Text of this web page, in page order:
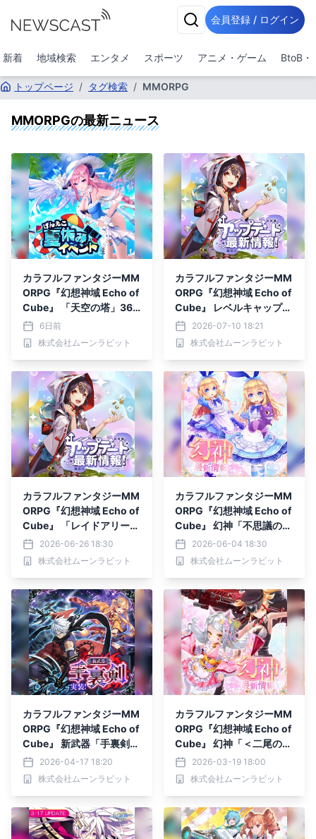
会員登録 / ログイン
新着 地域検索 エンタメ スポーツ アニメ・ゲーム BtoB・
トップページ / タグ検索 / MMORPG
MMORPGの最新ニュース
カラフルファンタジーMM
ORPG『幻想神域 Echo of
Cube』 「天空の塔」36
～40層 実装！ さまざまな
報酬を獲得できる「げんえ
こ夏休みイベント」を開
6日前
株式会社ムーンラビット
カラフルファンタジーMM
ORPG『幻想神域 Echo of
Cube』 レベルキャップ解
放！ 新マップ「アイゼン
ベルク」「デゼルトサン
ド」が新登場！
2026-07-10 18:21
株式会社ムーンラビット
カラフルファンタジーMM
ORPG『幻想神域 Echo of
Cube』 「レイドアリー
ナ」を実装！ 幻神「国津
蒼神・オオクニヌシ」「狂
酔の妖刀・村正」新登場！
2026-06-26 18:30
株式会社ムーンラビット
カラフルファンタジーMM
ORPG『幻想神域 Echo of
Cube』 幻神「不思議の国
の少女・アリス」新登場！
2026-06-04 18:30
株式会社ムーンラビット
カラフルファンタジーMM
ORPG『幻想神域 Echo of
Cube』 新武器「手裏剣」
実装！ 幻神「＜神秘なる
聖天使＞ラジエル」「＜聖
鎖大天使＞ミカエル」が新
2026-04-17 18:20
株式会社ムーンラビット
カラフルファンタジーMM
ORPG『幻想神域 Echo of
Cube』 幻神「＜二尾の菓
娘＞猫又」「＜断罪の弾雨
＞ユースティティア」が新
登場！
2026-03-19 18:00
株式会社ムーンラビット